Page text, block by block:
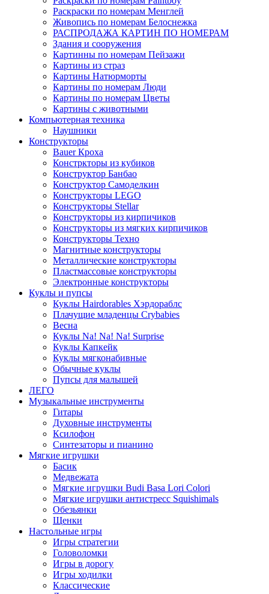
Раскраски по номерам Менглей
Живопись по номерам Белоснежка
РАСПРОДАЖА КАРТИН ПО НОМЕРАМ
Здания и сооружения
Картинны по номерам Пейзажи
Картины из страз
Картины Натюрморты
Картины по номерам Люди
Картины по номерам Цветы
Картины с животными
Компьютерная техника
Наушники
Конструкторы
Bauer Кроха
Констркторы из кубиков
Конструктор Банбао
Конструктор Самоделкин
Конструкторы LEGO
Конструкторы Stellar
Конструкторы из кирпичиков
Конструкторы из мягких кирпичиков
Конструкторы Техно
Магнитные конструкторы
Металлические конструкторы
Пластмассовые конструкторы
Электронные конструкторы
Куклы и пупсы
Куклы Hairdorables Хэрдораблс
Плачущие младенцы Crybabies
Весна
Куклы Na! Na! Na! Surprise
Куклы Капкейк
Куклы мягконабивные
Обычные куклы
Пупсы для малышей
ЛЕГО
Музыкальные инструменты
Гитары
Духовные инструменты
Ксилофон
Синтезаторы и пианино
Мягкие игрушки
Басик
Медвежата
Мягкие игрушки Budi Basa Lori Colori
Мягкие игрушки антистресс Squishimals
Обезьянки
Щенки
Настольные игры
Игры стратегии
Головоломки
Игры в дорогу
Игры ходилки
Классические